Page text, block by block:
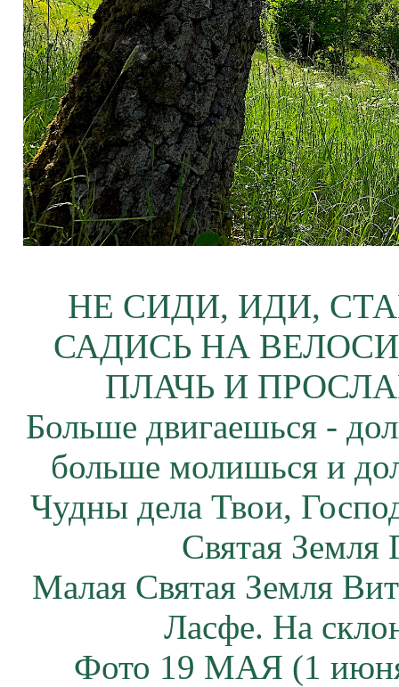
НЕ СИДИ, ИДИ,
САДИСЬ НА
ПЛАЧЬ И
Больше двигаешься -
больше молишься и
Чудны дела Твои,
Святая
Малая Святая Земля
Ласфе. На
Фото 19 МАЯ (1